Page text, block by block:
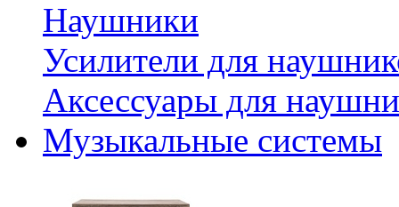
Наушники
Усилители для
Аксессуары для
Музыкальные системы